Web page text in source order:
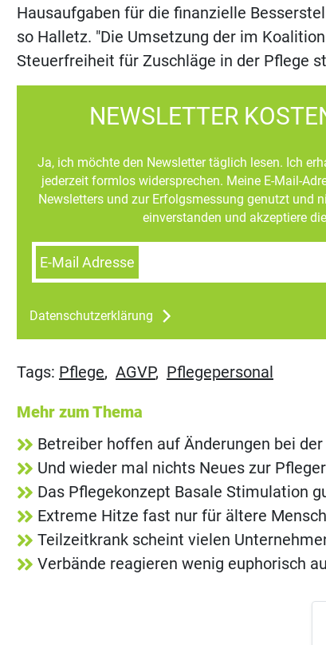
Hausaufgaben für die finanzielle
so Halletz. "Die Umsetzung der im
Steuerfreiheit für Zuschläge in der Pflege
NEWSLETTER
Ja, ich möchte den Newsletter täglich lesen. Ich
jederzeit formlos widersprechen. Meine E-Mail-
Newsletters und zur Erfolgsmessung genutzt und
einverstanden und akzeptiere
E-Mail Adresse
Datenschutzerklärung
Tags: Pflege, AGVP, Pflegepersonal
Mehr zum Thema
Betreiber hoffen auf Änderungen bei
Und wieder mal nichts Neues zur
Das Pflegekonzept Basale Stimulation
Extreme Hitze fast nur für ältere
Teilzeitkrank scheint vielen
Verbände reagieren wenig euphorisch